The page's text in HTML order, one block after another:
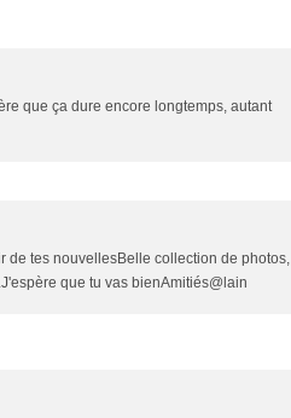
que ça dure encore longtemps, autant
de tes nouvellesBelle collection de photos,
que tu vas bienAmitiés@lain